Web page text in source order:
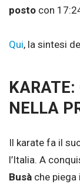
posto con
Qui, la sintesi
NELLA
Il karate fa il
l’Italia. A
Busà che piega